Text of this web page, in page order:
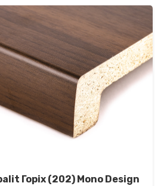
Горіх (202) Mono Design